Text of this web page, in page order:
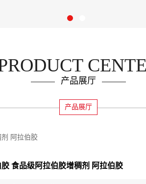
产品展厅
产品展厅
阿拉伯胶
胶 食品级阿拉伯胶增稠剂 阿拉伯胶